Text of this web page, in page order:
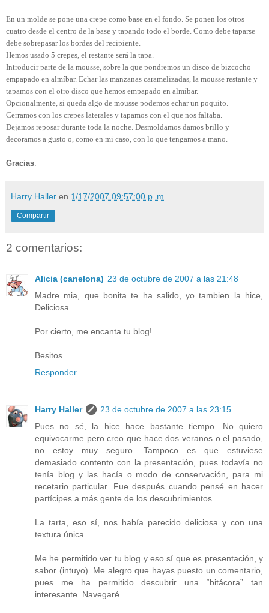
En un molde se pone una crepe como base en el fondo. Se ponen los otros
cuatro desde el centro de la base y tapando todo el borde. Como debe taparse
debe sobrepasar los bordes del recipiente.
Hemos usado 5 crepes, el restante será la tapa.
Introducir parte de la mousse, sobre la que pondremos un disco de bizcocho
empapado en almíbar. Echar las manzanas caramelizadas, la mousse restante y
tapamos con el otro disco que hemos empapado en almíbar.
Opcionalmente, si queda algo de mousse podemos echar un poquito.
Cerramos con los crepes laterales y tapamos con el que nos faltaba.
Dejamos reposar durante toda la noche. Desmoldamos damos brillo y
decoramos a gusto o, como en mi caso, con lo que tengamos a mano.
Gracias
Harry Haller en 1/17/2007 09:57:00 p. m.
Compartir
2 comentarios:
Alicia (canelona) 23 de octubre de 2007 a las 21:48
Madre mia, que bonita te ha salido, yo tambien la hice,
Deliciosa.
Por cierto, me encanta tu blog!
Besitos
Responder
Harry Haller
23 de octubre de 2007 a las 23:15
Pues no sé, la hice hace bastante tiempo. No quiero
equivocarme pero creo que hace dos veranos o el pasado,
no estoy muy seguro. Tampoco es que estuviese
demasiado contento con la presentación, pues todavía no
tenía blog y las hacía o modo de conservación, para mi
recetario particular. Fue después cuando pensé en hacer
partícipes a más gente de los descubrimientos…
La tarta, eso sí, nos había parecido deliciosa y con una
textura única.
Me he permitido ver tu blog y eso sí que es presentación, y
sabor (intuyo). Me alegro que hayas puesto un comentario,
pues me ha permitido descubrir una “bitácora” tan
interesante. Navegaré.